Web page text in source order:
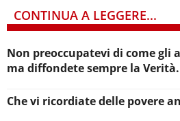
CONTINUA A LEGGERE...
Non preoccupatevi di come gli
ma diffondete sempre la Verità.
Che vi ricordiate delle povere